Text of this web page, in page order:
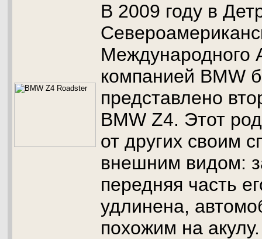
В 2009 году в
Международного
компанией BMW
представлено
BMW Z4. Этот
от других своим
внешним видом:
передняя часть
удлинена,
похожим на акулу.